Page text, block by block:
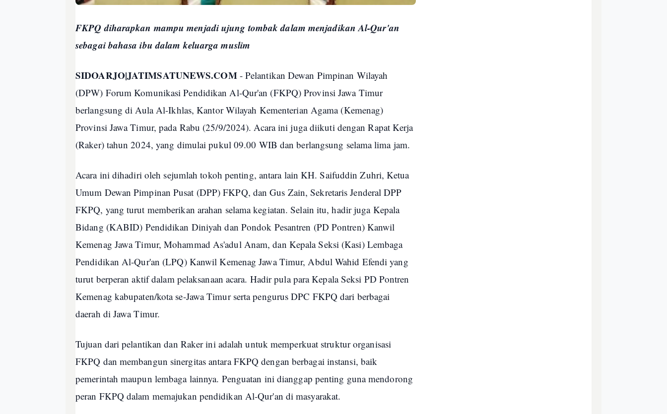
FKPQ diharapkan mampu menjadi ujung tombak dalam menjadikan Al-Qur'an
sebagai bahasa ibu dalam keluarga muslim
SIDOARJO|JATIMSATUNEWS.COM- Pelantikan Dewan Pimpinan Wilayah
(DPW) Forum Komunikasi Pendidikan Al-Qur'an (FKPQ) Provinsi Jawa Timur
berlangsung di Aula Al-Ikhlas, Kantor Wilayah Kementerian Agama (Kemenag)
Provinsi Jawa Timur, pada Rabu (25/9/2024). Acara ini juga diikuti dengan Rapat Kerja
(Raker) tahun 2024, yang dimulai pukul 09.00 WIB dan berlangsung selama lima jam.
Acara ini dihadiri oleh sejumlah tokoh penting, antara lain KH. Saifuddin Zuhri, Ketua
Umum Dewan Pimpinan Pusat (DPP) FKPQ, dan Gus Zain, Sekretaris Jenderal DPP
FKPQ, yang turut memberikan arahan selama kegiatan. Selain itu, hadir juga Kepala
Bidang (KABID) Pendidikan Diniyah dan Pondok Pesantren (PD Pontren) Kanwil
Kemenag Jawa Timur, Mohammad As'adul Anam, dan Kepala Seksi (Kasi) Lembaga
Pendidikan Al-Qur'an (LPQ) Kanwil Kemenag Jawa Timur, Abdul Wahid Efendi yang
turut berperan aktif dalam pelaksanaan acara. Hadir pula para Kepala Seksi PD Pontren
Kemenag kabupaten/kota se-Jawa Timur serta pengurus DPC FKPQ dari berbagai
daerah di Jawa Timur.
Tujuan dari pelantikan dan Raker ini adalah untuk memperkuat struktur organisasi
FKPQ dan membangun sinergitas antara FKPQ dengan berbagai instansi, baik
pemerintah maupun lembaga lainnya. Penguatan ini dianggap penting guna mendorong
peran FKPQ dalam memajukan pendidikan Al-Qur'an di masyarakat.